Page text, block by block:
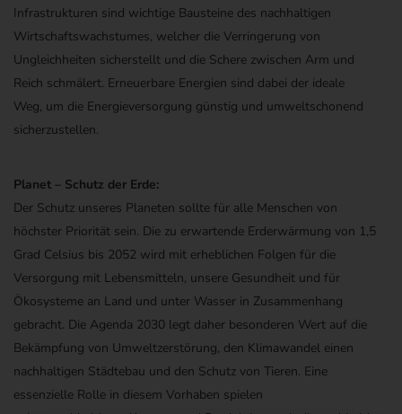
Infrastrukturen sind wichtige Bausteine des nachhaltigen
Wirtschaftswachstumes, welcher die Verringerung von
Ungleichheiten sicherstellt und die Schere zwischen Arm und
Reich schmälert. Erneuerbare Energien sind dabei der ideale
Weg, um die Energieversorgung günstig und umweltschonend
sicherzustellen.
Planet – Schutz der Erde:
Der Schutz unseres Planeten sollte für alle Menschen von
höchster Priorität sein. Die zu erwartende Erderwärmung von 1,5
Grad Celsius bis 2052 wird mit erheblichen Folgen für die
Versorgung mit Lebensmitteln, unsere Gesundheit und für
Ökosysteme an Land und unter Wasser in Zusammenhang
gebracht. Die Agenda 2030 legt daher besonderen Wert auf die
Bekämpfung von Umweltzerstörung, den Klimawandel einen
nachhaltigen Städtebau und den Schutz von Tieren. Eine
essenzielle Rolle in diesem Vorhaben spielen